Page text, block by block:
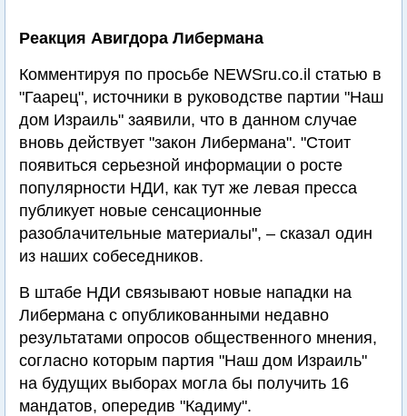
Реакция Авигдора Либермана
Комментируя по просьбе NEWSru.co.il статью в
"Гаарец", источники в руководстве партии "Наш
дом Израиль" заявили, что в данном случае
вновь действует "закон Либермана". "Стоит
появиться серьезной информации о росте
популярности НДИ, как тут же левая пресса
публикует новые сенсационные
разоблачительные материалы", – сказал один
из наших собеседников.
В штабе НДИ связывают новые нападки на
Либермана с опубликованными недавно
результатами опросов общественного мнения,
согласно которым партия "Наш дом Израиль"
на будущих выборах могла бы получить 16
мандатов, опередив "Кадиму".